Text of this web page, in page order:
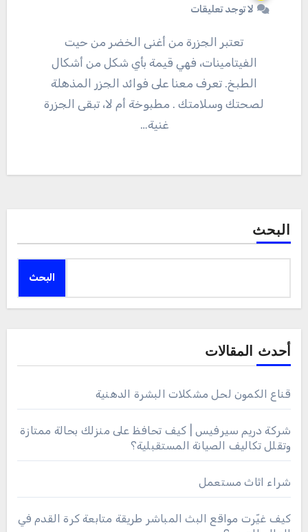
لا توجد تعليقات
تعتبر الجزرة من أغنى الخضر من حيت
الفيتامينات، فهي قيمة بأي شكل من أشكال
الطبخ. تعرف معنا على فوائد الجزر المذهلة
لصحتك وسلامتك . مطبوخة أم لا، تبقى الجزرة
غنية…
البحث
البحث
أحدث المقالات
قناع الكمون لحل مشكلات البشرة الدهنية
شركة دريم سيرفيس | كيف تحافظ على منزلك بحالة ممتازة
وتقلل تكاليف الصيانة المستقبلية؟
شراء اثاث مستعمل
كيف غيّرت مواقع البث المباشر طريقة متابعة كرة القدم في